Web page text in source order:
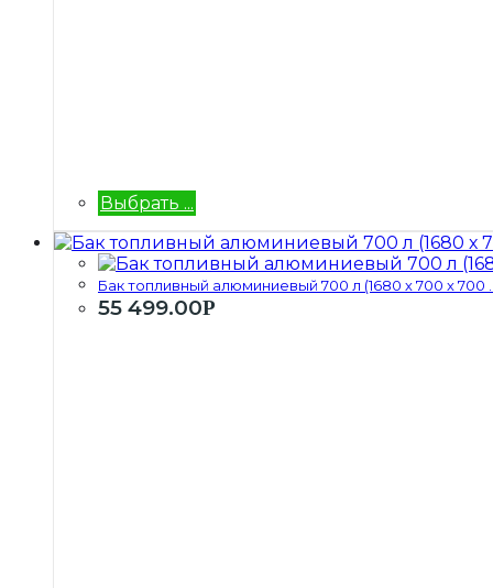
Выбрать ...
Бак топливный алюминиевый 700 л (1680 х 700 х 700
55 499.00Р